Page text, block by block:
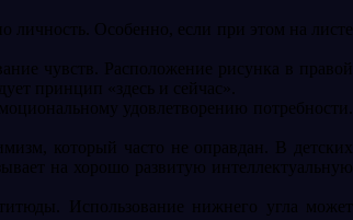
личность. Особенно, если при этом на листе
чувств. Расположение рисунка в правой
принцип «здесь и сейчас».
удовлетворению потребности.
который часто не оправдан. В детских
на хорошо развитую интеллектуальную
Использование нижнего угла может